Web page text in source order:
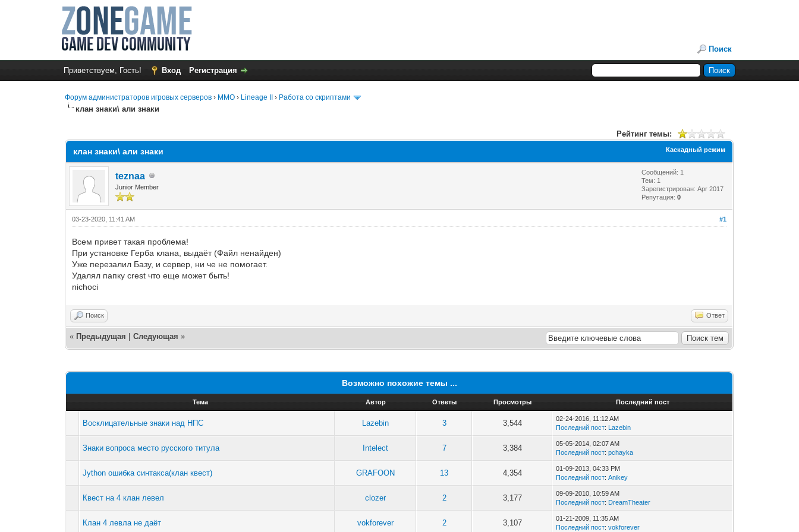
Поиск
Приветствуем, Гость! Вход Регистрация
Форум администраторов игровых серверов › MMO › Lineage II › Работа со скриптами
клан знаки\ али знаки
Рейтинг темы:
Каскадный режим
клан знаки\ али знаки
teznaa
Junior Member
Сообщений: 1
Тем: 1
Зарегистрирован: Apr 2017
Репутация:0
#1
03-23-2020, 11:41 AM
Всем привет такая проблема!
При установке Герба клана, выдаёт (Файл ненайден)
Уже перезалил Базу, и сервер, ни че не помогает.
Удалял папку crest что еще может быть!
nichoci
Поиск Ответ
« Предыдущая |Следующая»
Возможно похожие темы ...
Тема Автор Ответы Просмотры Последний пост
Восклицательные знаки над НПС Lazebin 3 3,544
02-24-2016, 11:12 AM
Последний пост: Lazebin
Знаки вопроса место русского титула Intelect 7 3,384
05-05-2014, 02:07 AM
Последний пост:pchayka
Jython ошибка синтакса(клан квест) GRAFOON 13 4,354
01-09-2013, 04:33 PM
Последний пост:Anikey
Квест на 4 клан левел clozer 2 3,177
09-09-2010, 10:59 AM
Последний пост: DreamTheater
Клан 4 левла не даёт vokforever 2 3,107
01-21-2009, 11:35 AM
Последний пост:vokforever